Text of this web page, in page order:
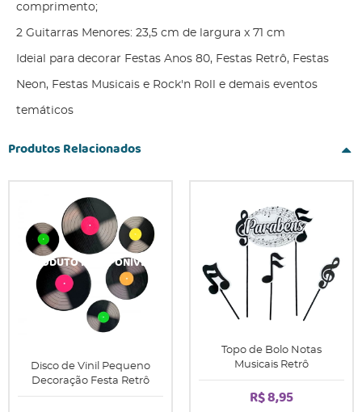
comprimento;
2 Guitarras Menores: 23,5 cm de largura x 71 cm
Ideial para decorar Festas Anos 80, Festas Retrô, Festas
Neon, Festas Musicais e Rock'n Roll e demais eventos
temáticos
Produtos Relacionados
Disco de Vinil Pequeno
Decoração Festa Retrô
Topo de Bolo Notas
Musicais Retrô
R$ 8,95